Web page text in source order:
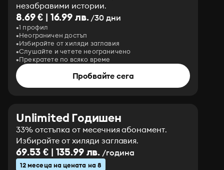
незабравими истории.
8.69 € | 16.99 лв./30 дни
1 профил
Неограничен достъп
Избирайте от хиляди заглавия
Слушайте и четете неограничено
Прекратете по всяко време
Пробвайте сега
Unlimited Годишен
33% отстъпка от месечния абонамент.
Избирайте от хиляди заглавия.
69.53 € | 135.99 лв. /година
12 месеца на цената на 8